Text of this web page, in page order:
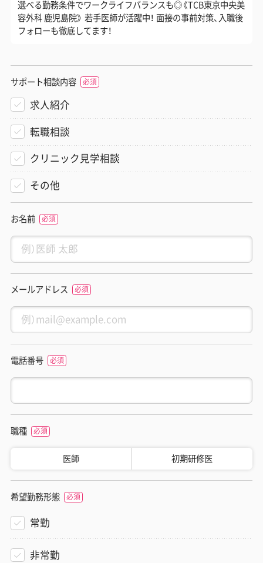
選べる勤務条件でワークライフバランスも◎《TCB東京中央美
容外科 鹿児島院》 若手医師が活躍中！ 面接の事前対策、入職後
フォローも徹底してます！
サポート相談内容
求人紹介
転職相談
クリニック見学相談
その他
お名前
メールアドレス
電話番号
職種
医師 初期研修医
希望勤務形態
常勤
非常勤